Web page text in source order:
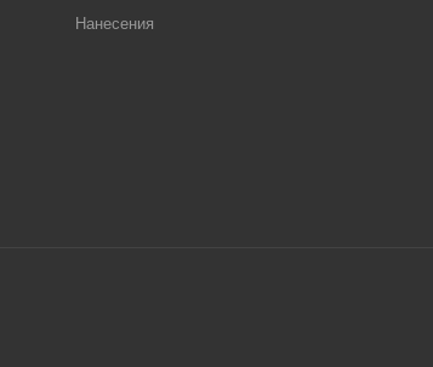
Нанесения